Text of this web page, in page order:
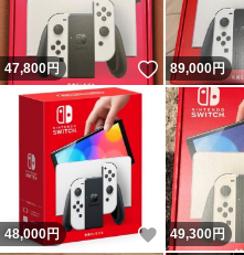
47,800円 いいね！
89,000円
48,000円 いいね！
49,300円